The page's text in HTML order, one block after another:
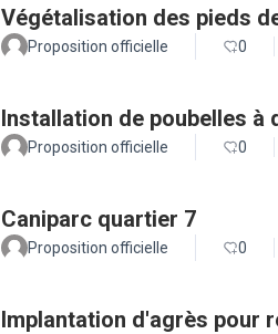
Végétalisation des pieds
Proposition officielle 0
Installation de poubelles à
Proposition officielle 0
Caniparc quartier 7
Proposition officielle 0
Implantation d'agrès pour